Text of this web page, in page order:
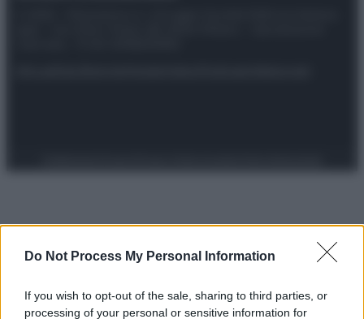
Do Not Process My Personal Information
If you wish to opt-out of the sale, sharing to third parties, or
processing of your personal or sensitive information for